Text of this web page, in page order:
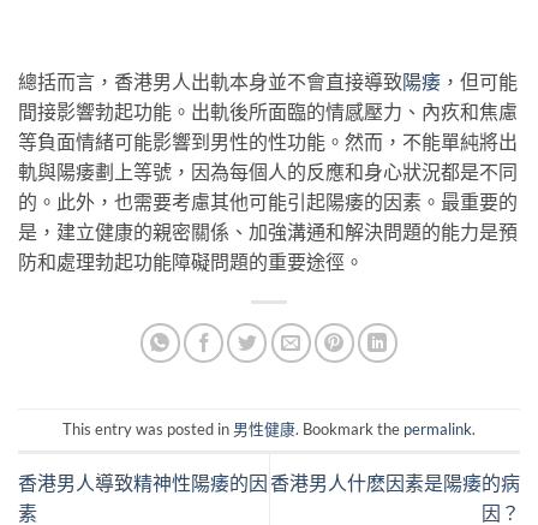
總括而言，香港男人出軌本身並不會直接導致陽痿 ，但可能
間接影響勃起功能。出軌後所面臨的情感壓力、內疚和焦慮
等負面情緒可能影響到男性的性功能。然而，不能單純將出
軌與陽痿劃上等號，因為每個人的反應和身心狀況都是不同
的。此外，也需要考慮其他可能引起陽痿的因素。最重要的
是，建立健康的親密關係、加強溝通和解決問題的能力是預
防和處理勃起功能障礙問題的重要途徑。
This entry was posted in 男性健康. Bookmark the permalink.
香港男人導致精神性陽痿的因
素
香港男人什麽因素是陽痿的病
因？